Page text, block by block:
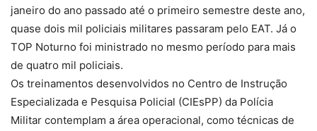
janeiro do ano passado até o primeiro semestre deste ano,
quase dois mil policiais militares passaram pelo EAT. Já o
TOP Noturno foi ministrado no mesmo período para mais
de quatro mil policiais.
Os treinamentos desenvolvidos no Centro de Instrução
Especializada e Pesquisa Policial (CIEsPP) da Polícia
Militar contemplam a área operacional, como técnicas de